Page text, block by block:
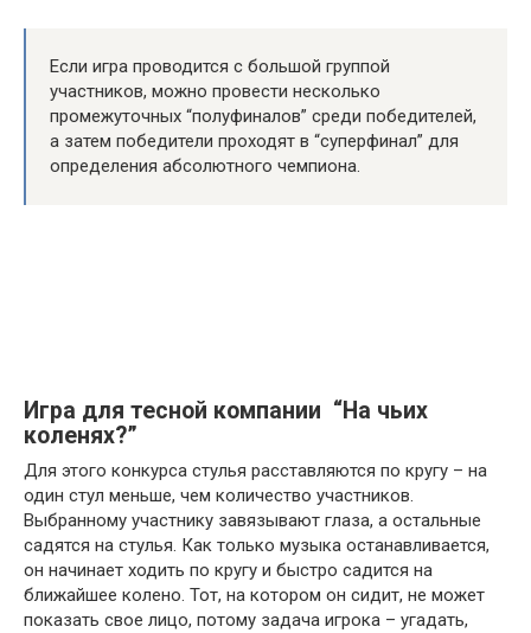
Если игра проводится с большой группой
участников, можно провести несколько
промежуточных “полуфиналов” среди победителей,
а затем победители проходят в “суперфинал” для
определения абсолютного чемпиона.
Игра для тесной компании “На чьих
коленях?”
Для этого конкурса стулья расставляются по кругу – на
один стул меньше, чем количество участников.
Выбранному участнику завязывают глаза, а остальные
садятся на стулья. Как только музыка останавливается,
он начинает ходить по кругу и быстро садится на
ближайшее колено. Тот, на котором он сидит, не может
показать свое лицо, потому задача игрока – угадать,